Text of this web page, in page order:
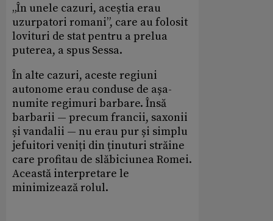
„În unele cazuri, aceștia erau
uzurpatori romani”, care au folosit
lovituri de stat pentru a prelua
puterea, a spus Sessa.
În alte cazuri, aceste regiuni
autonome erau conduse de așa-
numite regimuri barbare. Însă
barbarii — precum francii, saxonii
și vandalii — nu erau pur și simplu
jefuitori veniți din ținuturi străine
care profitau de slăbiciunea Romei.
Această interpretare le
minimizează rolul.